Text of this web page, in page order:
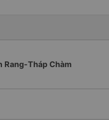
Rang-Tháp Chàm